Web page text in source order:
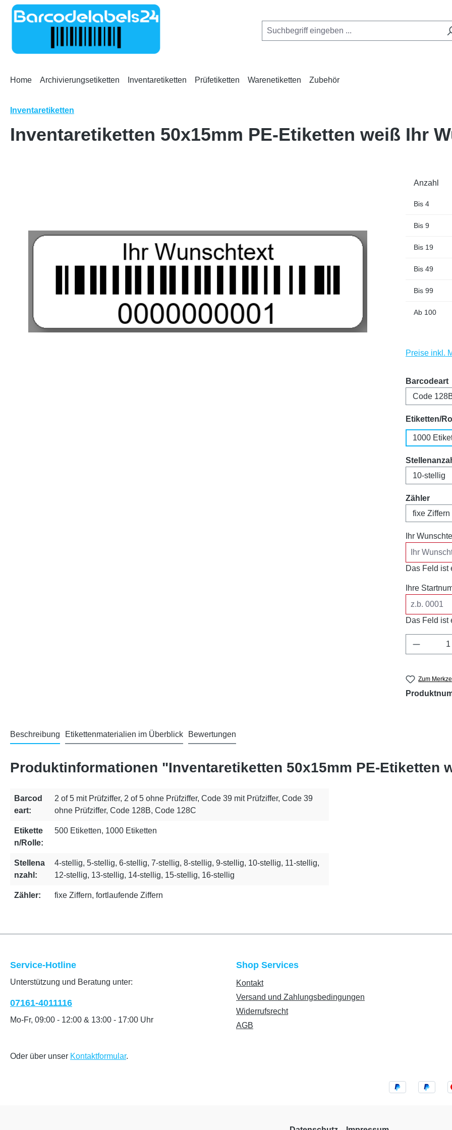
Hauptinhalt springen
Zur Suche springen
Zur Hauptnavigation springen
Home Archivierungsetiketten Inventaretiketten Prüfetiketten Warenetiketten Zubehör
Inventaretiketten
Inventaretiketten 50x15mm PE-Etiketten weiß Ihr
Anzahl
Bis 4
Bis 9
Bis 19
Bis 49
Bis 99
Ab 100
Preise inkl.
Barcodeart
Etiketten/
1000
Zähler
Ihr
Das Feld ist
Ihre
Das Feld ist
Zum
Beschreibung Etikettenmaterialien im Überblick Bewertungen
Produktinformationen "Inventaretiketten 50x15mm PE-Etiketten
Barcod
eart:
2 of 5 mit Prüfziffer, 2 of 5 ohne Prüfziffer, Code 39 mit Prüfziffer, Code 39
ohne Prüfziffer, Code 128B, Code 128C
Etikette
n/Rolle:
500 Etiketten, 1000 Etiketten
Stellena
nzahl:
4-stellig, 5-stellig, 6-stellig, 7-stellig, 8-stellig, 9-stellig, 10-stellig, 11-stellig,
12-stellig, 13-stellig, 14-stellig, 15-stellig, 16-stellig
Zähler: fixe Ziffern, fortlaufende Ziffern
Service-Hotline
Unterstützung und Beratung unter:
07161-4011116
Mo-Fr, 09:00 - 12:00 & 13:00 - 17:00 Uhr
Oder über unser Kontaktformular.
Shop Services
Kontakt
Versand und Zahlungsbedingungen
Widerrufsrecht
AGB